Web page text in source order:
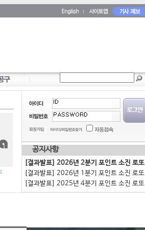
2
공지사항
[결과발표] 2026년 2분기 포인트 소진 로또
[결과발표] 2026년 1분기 포인트 소진 로또
[결과발표] 2025년 4분기 포인트 소진 로또